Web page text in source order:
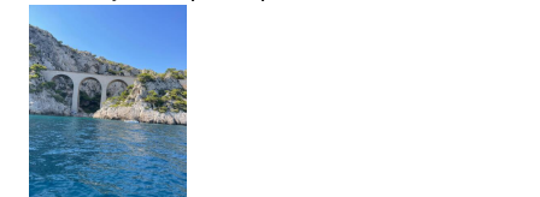
A très vite,